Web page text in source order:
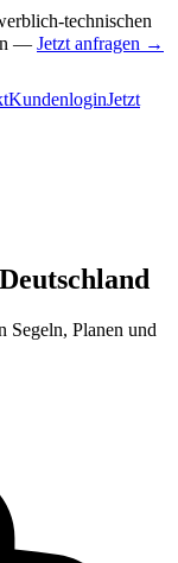
technischen
— Jetzt anfragen →
KundenloginJetzt
Segeln, Planen und